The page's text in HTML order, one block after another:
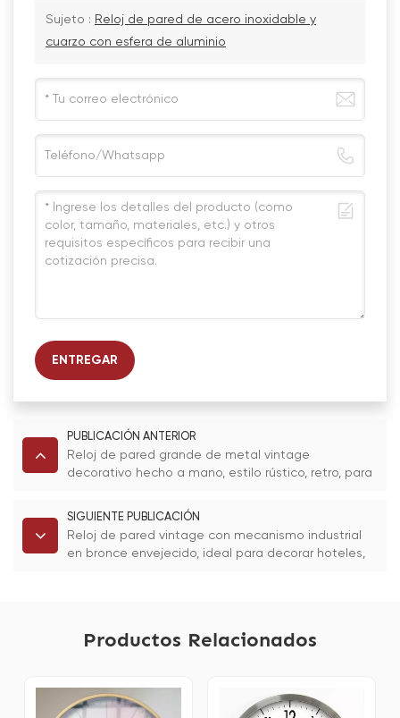
Sujeto : Reloj de pared de acero inoxidable y
cuarzo con esfera de aluminio
ENTREGAR
PUBLICACIÓN ANTERIOR
Reloj de pared grande de metal vintage
decorativo hecho a mano, estilo rústico, retro, para
SIGUIENTE PUBLICACIÓN
Reloj de pared vintage con mecanismo industrial
en bronce envejecido, ideal para decorar hoteles,
Productos Relacionados